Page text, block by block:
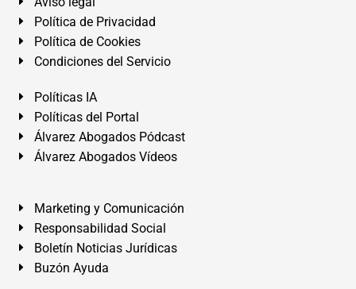
Política de Privacidad
Política de Cookies
Condiciones del Servicio
Políticas IA
Políticas del Portal
Álvarez Abogados Pódcast
Álvarez Abogados Vídeos
Marketing y Comunicación
Responsabilidad Social
Boletín Noticias Jurídicas
Buzón Ayuda